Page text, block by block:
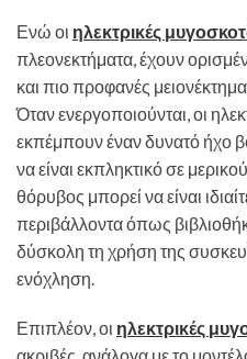
Ενώ οι ηλεκτρικές
πλεονεκτήματα, έχουν
και πιο προφανές
Όταν ενεργοποιούνται, οι
εκπέμπουν έναν δυνατό ήχο
να είναι εκπληκτικό σε
θόρυβος μπορεί να είναι
περιβάλλοντα όπως
δύσκολη τη χρήση της
ενόχληση.
Επιπλέον, οι ηλεκτρικές